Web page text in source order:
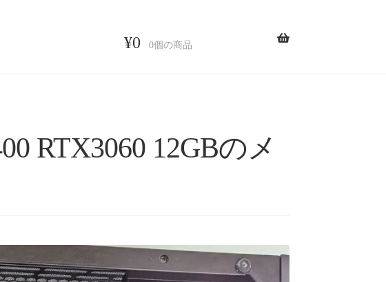
¥0 0個の商品
RTX3060 12GBのメ